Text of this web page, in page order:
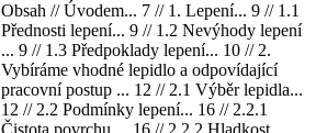
Obsah // Úvodem... 7 // 1. Lepení... 9 // 1.1
Přednosti lepení... 9 // 1.2 Nevýhody lepení
... 9 // 1.3 Předpoklady lepení... 10 // 2.
Vybíráme vhodné lepidlo a odpovídající
pracovní postup ... 12 // 2.1 Výběr lepidla...
12 // 2.2 Podmínky lepení... 16 // 2.2.1
Čistota povrchu ... 16 // 2.2.2 Hladkost